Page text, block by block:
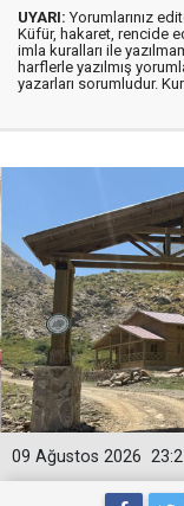
UYARI: Yorumlarınız
Küfür, hakaret, rencide
imla kuralları ile
harflerle yazılmış
yazarları sorumludur.
09 Ağustos 2026